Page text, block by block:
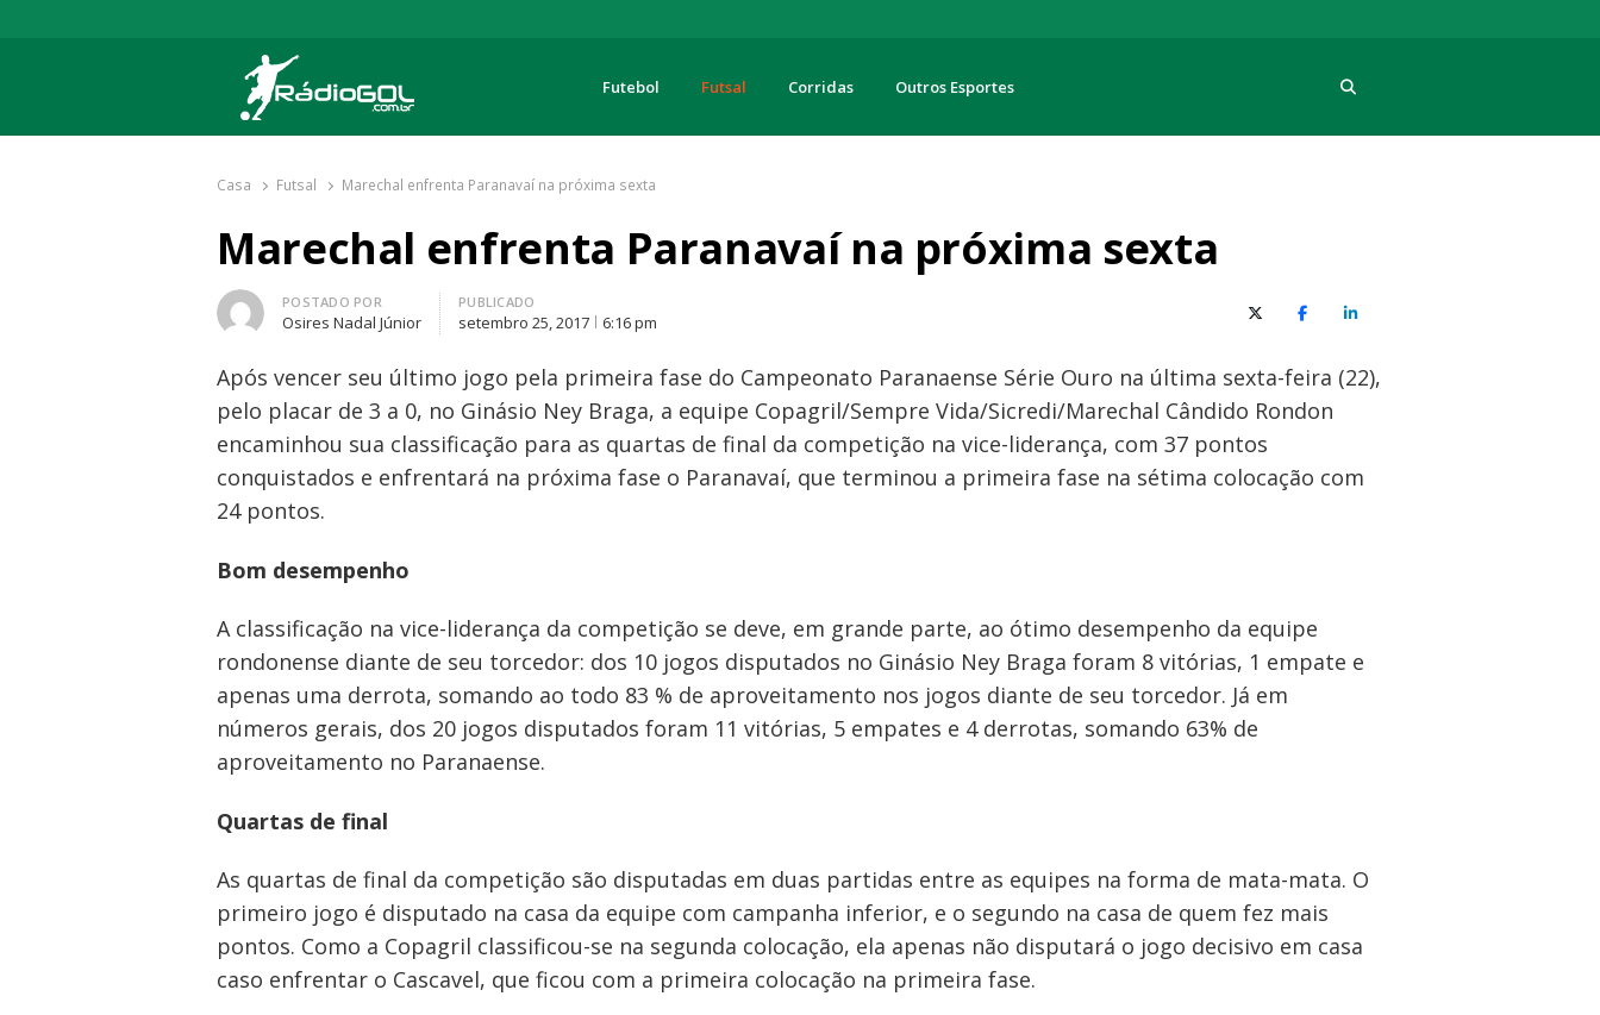
Rádio Gol
Há mais de 20 anos com as melhores coberturas
Futebol Futsal Corridas Outros Esportes
Casa Futsal Marechal enfrenta Paranavaí na próxima sexta
Marechal enfrenta Paranavaí na próxima sexta
Autor
POSTADO POR
Osires Nadal Júnior
PUBLICADO
setembro 25, 2017 6:16 pm X (Twitter)FacebookO LinkedIn
Após vencer seu último jogo pela primeira fase do Campeonato Paranaense Série Ouro na última sexta-feira (22),
pelo placar de 3 a 0, no Ginásio Ney Braga, a equipe Copagril/Sempre Vida/Sicredi/Marechal Cândido Rondon
encaminhou sua classificação para as quartas de final da competição na vice-liderança, com 37 pontos
conquistados e enfrentará na próxima fase o Paranavaí, que terminou a primeira fase na sétima colocação com
24 pontos.
Bom desempenho
A classificação na vice-liderança da competição se deve, em grande parte, ao ótimo desempenho da equipe
rondonense diante de seu torcedor: dos 10 jogos disputados no Ginásio Ney Braga foram 8 vitórias, 1 empate e
apenas uma derrota, somando ao todo 83 % de aproveitamento nos jogos diante de seu torcedor. Já em
números gerais, dos 20 jogos disputados foram 11 vitórias, 5 empates e 4 derrotas, somando 63% de
aproveitamento no Paranaense.
Quartas de final
As quartas de final da competição são disputadas em duas partidas entre as equipes na forma de mata-mata. O
primeiro jogo é disputado na casa da equipe com campanha inferior, e o segundo na casa de quem fez mais
pontos. Como a Copagril classificou-se na segunda colocação, ela apenas não disputará o jogo decisivo em casa
caso enfrentar o Cascavel, que ficou com a primeira colocação na primeira fase.